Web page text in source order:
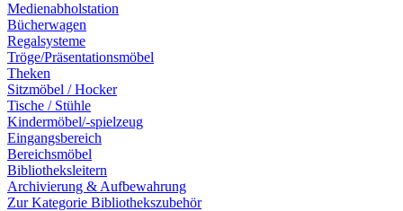
Medienabholstation
Bücherwagen
Regalsysteme
Tröge/Präsentationsmöbel
Theken
Sitzmöbel / Hocker
Tische / Stühle
Kindermöbel/-spielzeug
Eingangsbereich
Bereichsmöbel
Bibliotheksleitern
Archivierung & Aufbewahrung
Zur Kategorie Bibliothekszubehör